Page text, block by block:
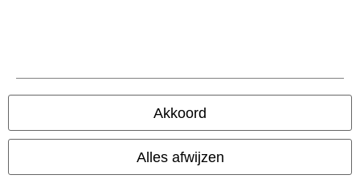
Akkoord
Alles afwijzen
Onze online shops
EMP International